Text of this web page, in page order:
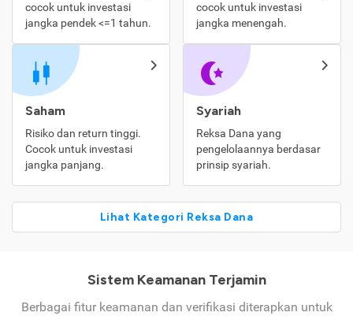
cocok untuk investasi
jangka pendek <=1 tahun.
cocok untuk investasi
jangka menengah.
Saham
Risiko dan return tinggi.
Cocok untuk investasi
jangka panjang.
Syariah
Reksa Dana yang
pengelolaannya berdasar
prinsip syariah.
Lihat Kategori Reksa Dana
Sistem Keamanan Terjamin
Berbagai fitur keamanan dan verifikasi diterapkan untuk